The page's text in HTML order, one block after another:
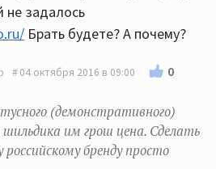
не задалось
Брать будете? А почему?
04 октября 2016 в 09:00 0
(демонстративного)
шильдика им грош цена. Сделать
бренду просто